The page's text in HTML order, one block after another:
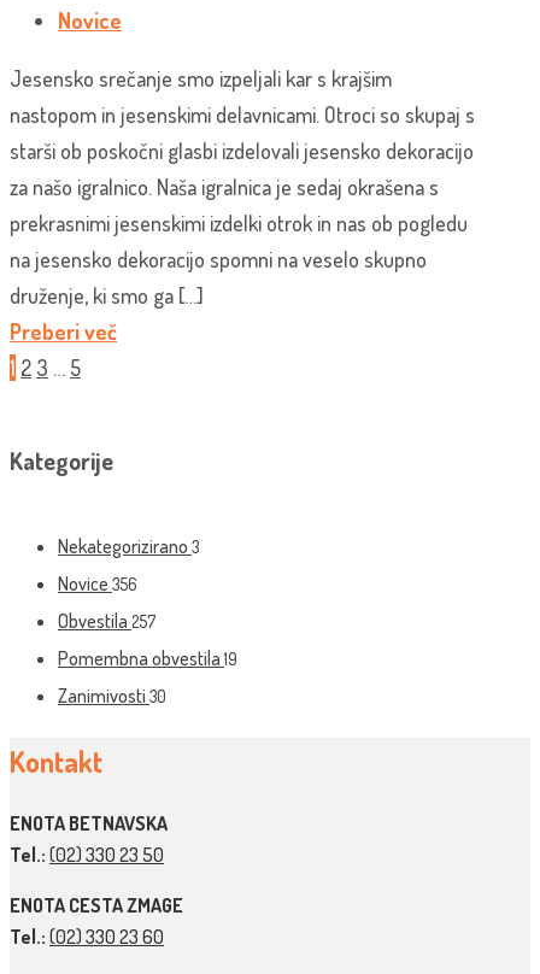
Novice
Jesensko srečanje smo izpeljali kar s krajšim
nastopom in jesenskimi delavnicami. Otroci so skupaj s
starši ob poskočni glasbi izdelovali jesensko dekoracijo
za našo igralnico. Naša igralnica je sedaj okrašena s
prekrasnimi jesenskimi izdelki otrok in nas ob pogledu
na jesensko dekoracijo spomni na veselo skupno
druženje, ki smo ga […]
Preberi več
1 2 3 … 5
Kategorije
Nekategorizirano 3
Novice 356
Obvestila 257
Pomembna obvestila19
Zanimivosti 30
Kontakt
ENOTA BETNAVSKA
Tel.: (02) 330 23 50
ENOTA CESTA ZMAGE
Tel.: (02) 330 23 60